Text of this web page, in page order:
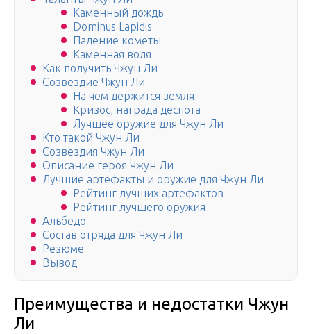
Каменный дождь
Dominus Lapidis
Падение кометы
Каменная воля
Как получить Чжун Ли
Созвездие Чжун Ли
На чем держится земля
Кризос, награда деспота
Лучшее оружие для Чжун Ли
Кто такой Чжун Ли
Созвездия Чжун Ли
Описание героя Чжун Ли
Лучшие артефакты и оружие для Чжун Ли
Рейтинг лучших артефактов
Рейтинг лучшего оружия
Альбедо
Состав отряда для Чжун Ли
Резюме
Вывод
Преимущества и недостатки Чжун
Ли